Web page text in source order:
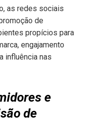
as redes sociais
de
propícios para
engajamento
influência nas
e
de